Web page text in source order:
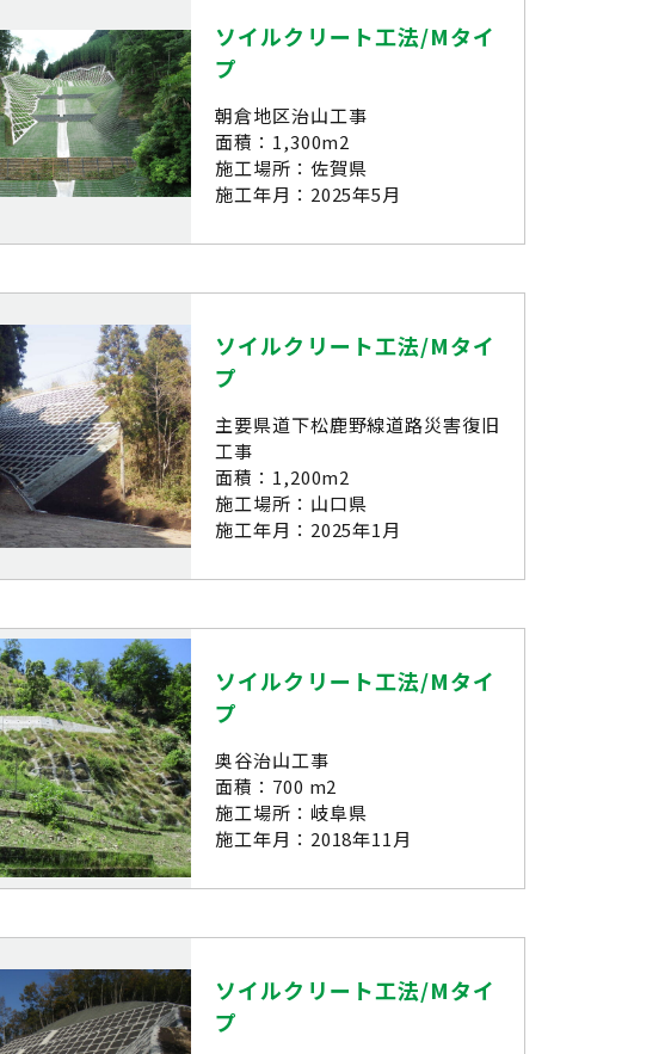
ソイルクリート工法/Mタイ
プ
朝倉地区治山工事
面積：1,300m2
施工場所：佐賀県
施工年月：2025年5月
ソイルクリート工法/Mタイ
プ
主要県道下松鹿野線道路災害復旧
工事
面積：1,200m2
施工場所：山口県
施工年月：2025年1月
ソイルクリート工法/Mタイ
プ
奥谷治山工事
面積：700 m2
施工場所：岐阜県
施工年月：2018年11月
ソイルクリート工法/Mタイ
プ